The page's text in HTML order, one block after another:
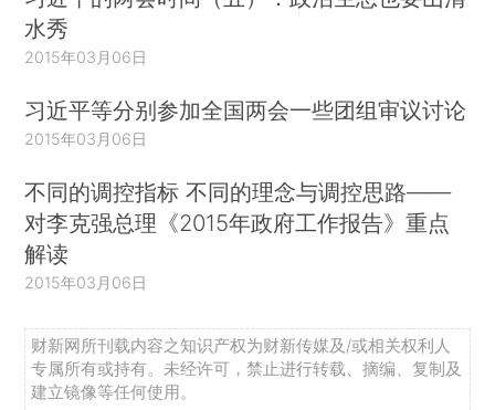
水秀
2015年03月06日
习近平等分别参加全国两会一些团组审议讨论
2015年03月06日
不同的调控指标 不同的理念与调控思路——
对李克强总理《2015年政府工作报告》重点
解读
2015年03月06日
财新网所刊载内容之知识产权为财新传媒及/或相关权利人
专属所有或持有。未经许可，禁止进行转载、摘编、复制及
建立镜像等任何使用。